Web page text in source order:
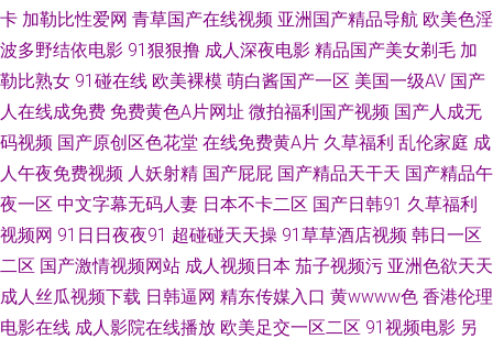
夜影院深 伊人午夜理论 91色色福利视频 超碰97福利合集 黑人激情AV 老湿
影院免费69 日本阿v视频 午夜老司机视频网 中文字幕上床視頻 91视频库
wwwAV网站址 成人小视频APP 国产精品夜夜 精品偷拍网 麻豆性爱视频 少妇
精品一区二区 伊人222成人网 97操碰免费视频 超碰国产99 日本色婷婷 在线
超碰99 91色吧 www黑料尤物 岛国大片中文字幕 天堂av影院 www日本高清
卡 加勒比性爱网 青草国产在线视频 亚洲国产精品导航 欧美色淫
波多野结依电影 91狠狠撸 成人深夜电影 精品国产美女剃毛 加
勒比熟女 91碰在线 欧美裸模 萌白酱国产一区 美国一级AV 国产
人在线成免费 免费黄色A片网址 微拍福利国产视频 国产人成无
码视频 国产原创区色花堂 在线免费黄A片 久草福利 乱伦家庭 成
人午夜免费视频 人妖射精 国产屁屁 国产精品天干天 国产精品午
夜一区 中文字幕无码人妻 日本不卡二区 国产日韩91 久草福利
视频网 91日日夜夜91 超碰碰天天操 91草草酒店视频 韩日一区
二区 国产激情视频网站 成人视频日本 茄子视频污 亚洲色欲天天
成人丝瓜视频下载 日韩逼网 精东传媒入口 黄wwww色 香港伦理
电影在线 成人影院在线播放 欧美足交一区二区 91视频电影 另